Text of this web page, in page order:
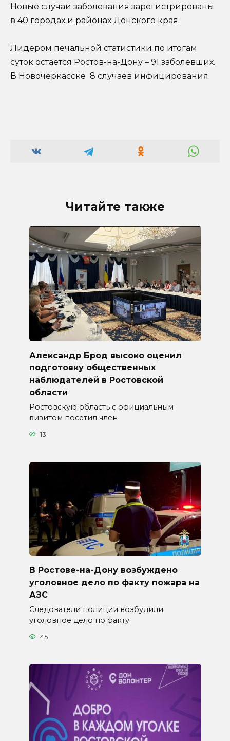
Новые случаи заболевания зарегистрированы
в 40 городах и районах Донского края.
Лидером печальной статистики по итогам
суток остается Ростов-на-Дону – 91 заболевших.
В Новочеркасске 8 случаев инфицирования.
Читайте также
Александр Брод высоко оценил
подготовку общественных
наблюдателей в Ростовской
области
Ростовскую область с официальным
визитом посетил член
13
В Ростове-на-Дону возбуждено
уголовное дело по факту пожара на
АЗС
Следователи полиции возбудили
уголовное дело по факту
45